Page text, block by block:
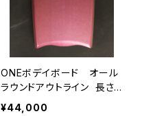
ONEボデイボード オール
ラウンドアウトライン 長さ９
９センチ ハードフォーム仕
¥44,000